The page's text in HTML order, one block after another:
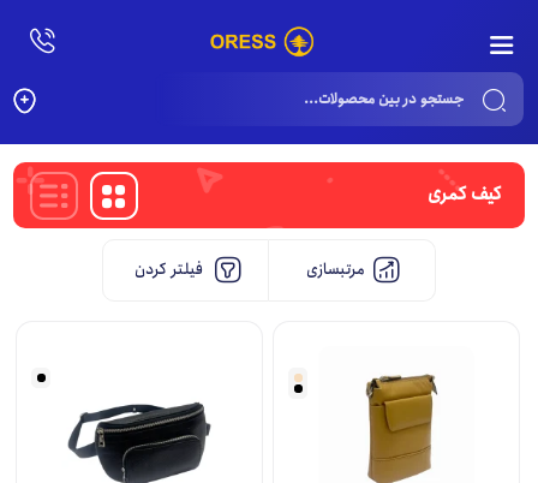
کیف کمری
مرتبسازی فیلتر کردن